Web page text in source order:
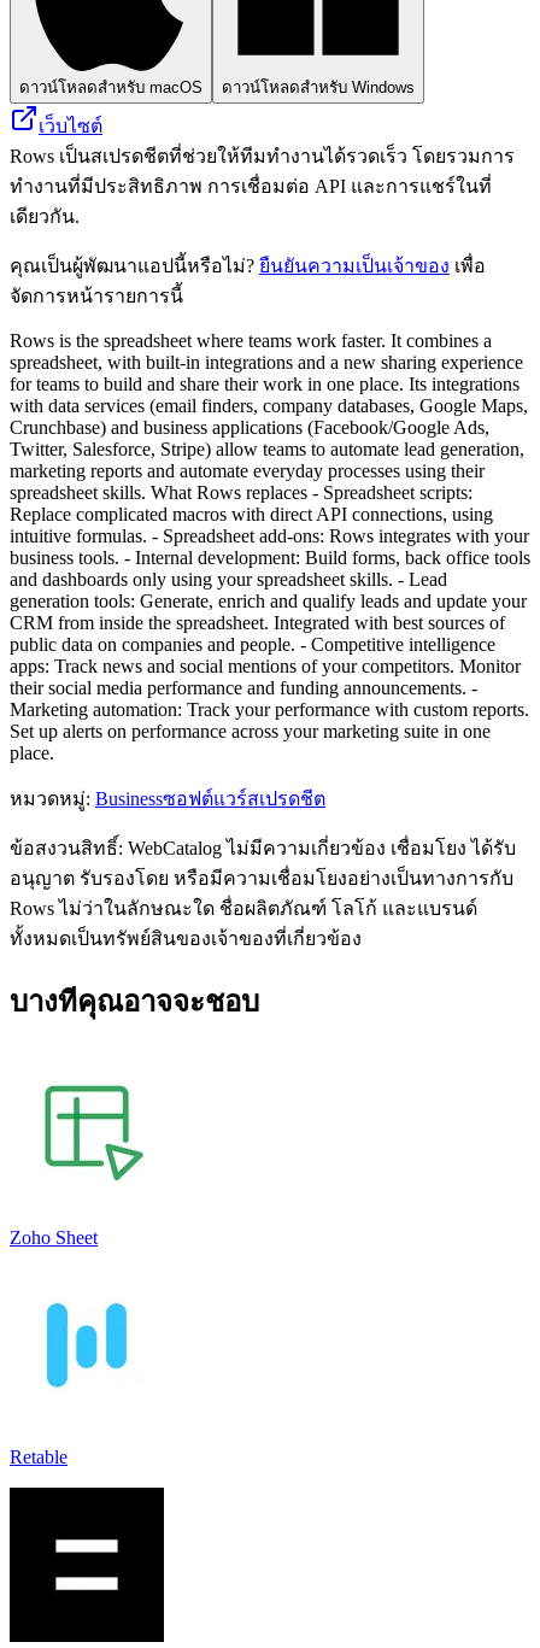
ดาวน์โหลดสำหรับ macOS ดาวน์โหลดสำหรับ Windows
เว็บไซต์
Rows เป็นสเปรดชีตที่ช่วยให้ทีมทำงานได้รวดเร็ว โดยรวมการ
ทำงานที่มีประสิทธิภาพ การเชื่อมต่อ API และการแชร์ในที่
เดียวกัน.
คุณเป็นผู้พัฒนาแอปนี้หรือไม่? ยืนยันความเป็นเจ้าของ เพื่อ
จัดการหน้ารายการนี้
Rows is the spreadsheet where teams work faster. It combines a
spreadsheet, with built-in integrations and a new sharing experience
for teams to build and share their work in one place. Its integrations
with data services (email finders, company databases, Google Maps,
Crunchbase) and business applications (Facebook/Google Ads,
Twitter, Salesforce, Stripe) allow teams to automate lead generation,
marketing reports and automate everyday processes using their
spreadsheet skills. What Rows replaces - Spreadsheet scripts:
Replace complicated macros with direct API connections, using
intuitive formulas. - Spreadsheet add-ons: Rows integrates with your
business tools. - Internal development: Build forms, back office tools
and dashboards only using your spreadsheet skills. - Lead
generation tools: Generate, enrich and qualify leads and update your
CRM from inside the spreadsheet. Integrated with best sources of
public data on companies and people. - Competitive intelligence
apps: Track news and social mentions of your competitors. Monitor
their social media performance and funding announcements. -
Marketing automation: Track your performance with custom reports.
Set up alerts on performance across your marketing suite in one
place.
หมวดหมู่: Businessซอฟต์แวร์สเปรดชีต
ข้อสงวนสิทธิ์: WebCatalog ไม่มีความเกี่ยวข้อง เชื่อมโยง ได้รับ
อนุญาต รับรองโดย หรือมีความเชื่อมโยงอย่างเป็นทางการกับ
Rows ไม่ว่าในลักษณะใด ชื่อผลิตภัณฑ์ โลโก้ และแบรนด์
ทั้งหมดเป็นทรัพย์สินของเจ้าของที่เกี่ยวข้อง
บางทีคุณอาจจะชอบ
Zoho Sheet
Retable